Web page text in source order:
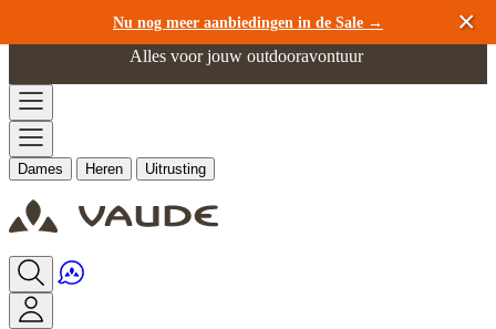
Nu nog meer aanbiedingen in de Sale →
Ga naar de inhoud
Alles voor jouw outdooravontuur
Dames Heren Uitrusting